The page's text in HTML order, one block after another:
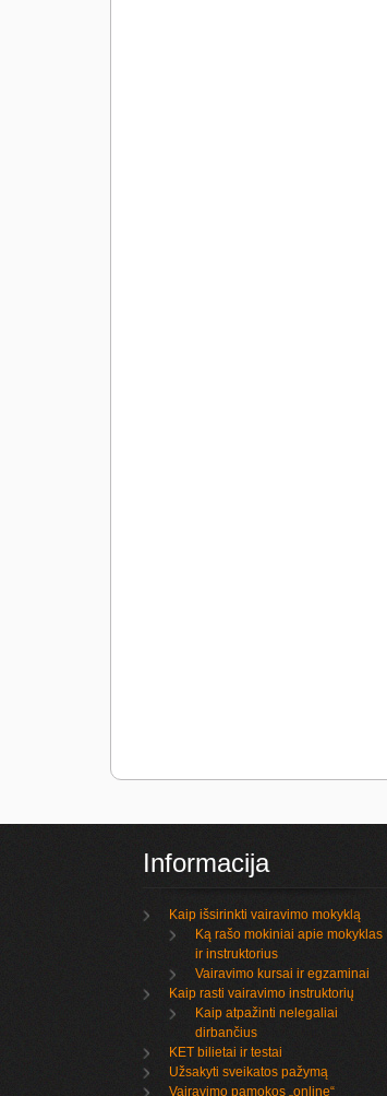
Informacija
Kaip išsirinkti vairavimo mokyklą
Ką rašo mokiniai apie mokyklas
ir instruktorius
Vairavimo kursai ir egzaminai
Kaip rasti vairavimo instruktorių
Kaip atpažinti nelegaliai
dirbančius
KET bilietai ir testai
Užsakyti sveikatos pažymą
Vairavimo pamokos „online“